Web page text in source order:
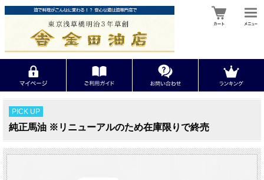
PICK UP
純正馬油 ※リニューアルのため在庫限りで終売